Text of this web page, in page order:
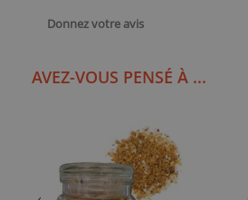
Donnez votre avis
AVEZ-VOUS PENSÉ À ...